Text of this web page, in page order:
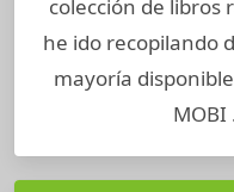
colección de libros
he ido recopilando
mayoría
MOBI